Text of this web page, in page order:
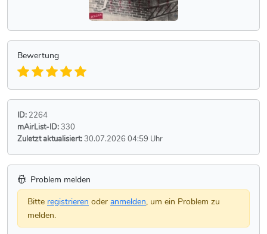
Bewertung
ID: 2264
mAirList-ID:330
Zuletzt aktualisiert:30.07.2026 04:59 Uhr
Problem melden
Bitte registrieren oder anmelden, um ein Problem zu
melden.